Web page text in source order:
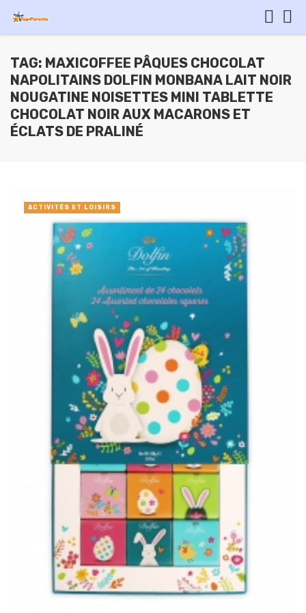
TAG: MAXICOFFEE PÂQUES CHOCOLAT
NAPOLITAINS DOLFIN MONBANA LAIT NOIR
NOUGATINE NOISETTES MINI TABLETTE
CHOCOLAT NOIR AUX MACARONS ET
ÉCLATS DE PRALINÉ
ACTIVITÉS ET LOISIRS